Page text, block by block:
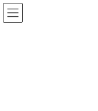
コ
ン
テ
ナ
ビ
ゲ
佐々木志津子